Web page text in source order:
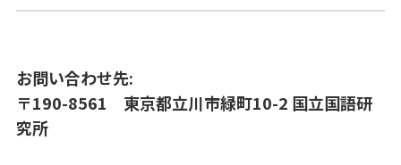
お問い合わせ先:
〒190-8561 東京都立川市緑町10-2 国立国語研
究所